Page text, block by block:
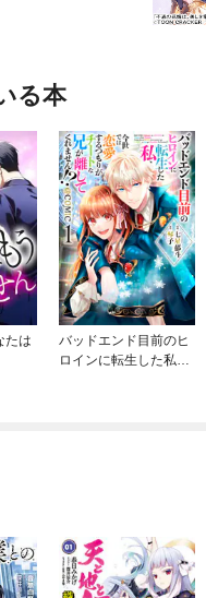
る本
たは
バッドエンド目前のヒ
ロインに転生した私、